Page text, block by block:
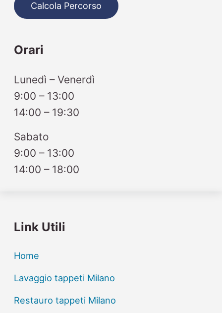
Calcola Percorso
Orari
Lunedì – Venerdì
9:00 – 13:00
14:00 – 19:30
Sabato
9:00 – 13:00
14:00 – 18:00
Link Utili
Home
Lavaggio tappeti Milano
Restauro tappeti Milano